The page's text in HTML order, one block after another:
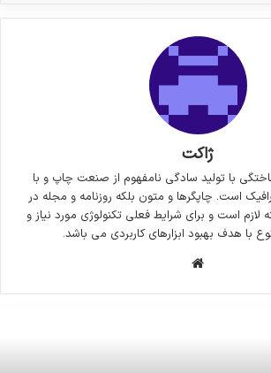
ژاکت
با تولید سادگی نامفهوم از صنعت چاپ و با
است. چاپگرها و متون بلکه روزنامه و مجله در
است و برای شرایط فعلی تکنولوژی مورد نیاز و
با هدف بهبود ابزارهای کاربردی می باشد.